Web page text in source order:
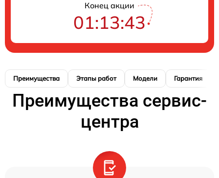
Конец акции
01:13:42
Преимущества Этапы работ Модели Гарантия
Преимущества сервис-
центра